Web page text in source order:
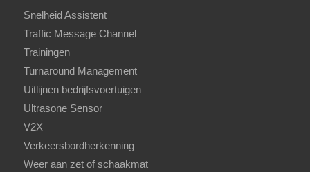
Snelheid Assistent
Traffic Message Channel
Trainingen
Turnaround Management
Uitlijnen bedrijfsvoertuigen
Ultrasone Sensor
V2X
Verkeersbordherkenning
Weer aan zet of schaakmat